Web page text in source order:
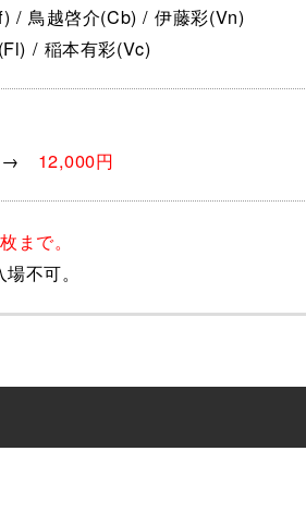
/ 鳥越啓介(Cb) / 伊藤彩(Vn)
/ 稲本有彩(Vc)
→ 12,000円
まで。
不可。